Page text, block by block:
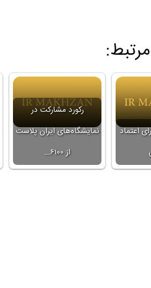
رکورد مشارکت در
نمایشگاه‌های ایران پلاست
از ۶۱۰۰…
اعتماد